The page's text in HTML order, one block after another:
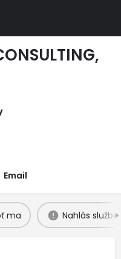
Email
ma Nahlás službu